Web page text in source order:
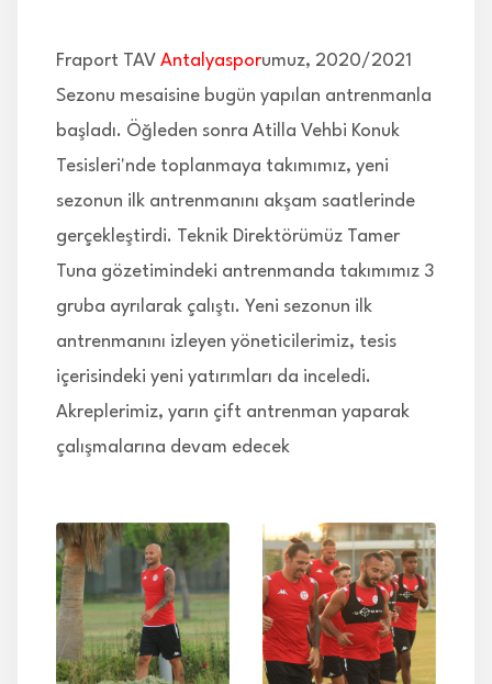
Fraport TAV Antalyasporumuz, 2020/2021
Sezonu mesaisine bugün yapılan antrenmanla
başladı. Öğleden sonra Atilla Vehbi Konuk
Tesisleri'nde toplanmaya takımımız, yeni
sezonun ilk antrenmanını akşam saatlerinde
gerçekleştirdi. Teknik Direktörümüz Tamer
Tuna gözetimindeki antrenmanda takımımız 3
gruba ayrılarak çalıştı. Yeni sezonun ilk
antrenmanını izleyen yöneticilerimiz, tesis
içerisindeki yeni yatırımları da inceledi.
Akreplerimiz, yarın çift antrenman yaparak
çalışmalarına devam edecek